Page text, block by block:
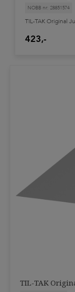
NOBB nr: 28851574
TIL-TAK Original
423,-
TIL-TAK